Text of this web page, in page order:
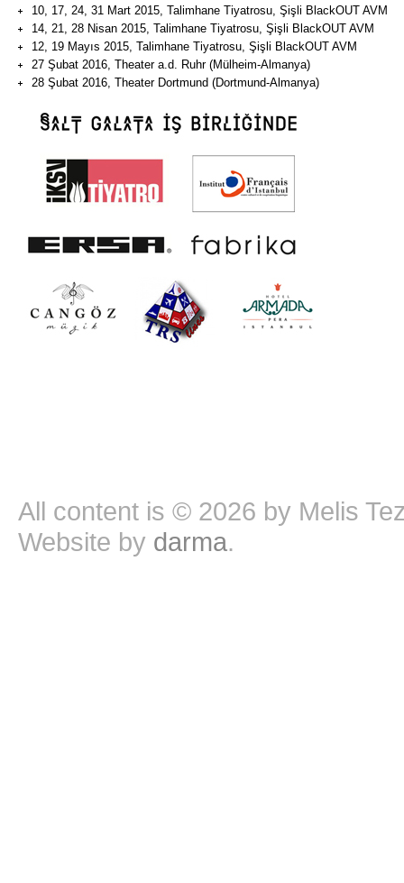
10, 17, 24, 31 Mart 2015, Talimhane Tiyatrosu, Şişli BlackOUT AVM
14, 21, 28 Nisan 2015, Talimhane Tiyatrosu, Şişli BlackOUT AVM
12, 19 Mayıs 2015, Talimhane Tiyatrosu, Şişli BlackOUT AVM
27 Şubat 2016, Theater a.d. Ruhr (Mülheim-Almanya)
28 Şubat 2016, Theater Dortmund (Dortmund-Almanya)
All content is © 2026 by Melis
Website by darma.